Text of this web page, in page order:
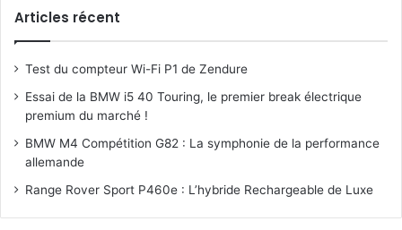
Articles récent
Test du compteur Wi-Fi P1 de Zendure
Essai de la BMW i5 40 Touring, le premier break électrique
premium du marché !
BMW M4 Compétition G82 : La symphonie de la performance
allemande
Range Rover Sport P460e : L’hybride Rechargeable de Luxe